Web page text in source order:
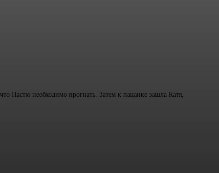
Настю необходимо прогнать. Затем к пацанке зашла Катя,